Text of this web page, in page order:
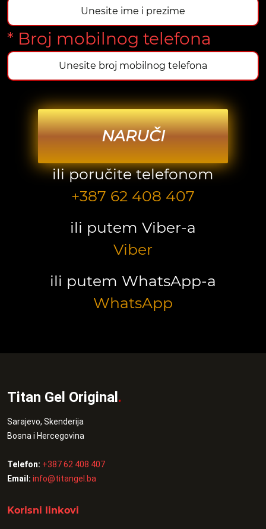
* Broj mobilnog telefona
NARUČI
ili poručite telefonom
+387 62 408 407
ili putem Viber-a
Viber
ili putem WhatsApp-a
WhatsApp
Titan Gel Original.
Sarajevo, Skenderija
Bosna i Hercegovina
Telefon: +387 62 408 407
Email: info@titangel.ba
Korisni linkovi